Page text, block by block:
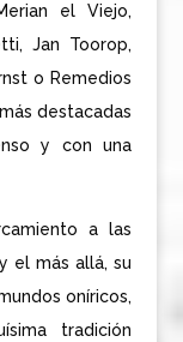
el Viejo,
Jan Toorop,
o Remedios
destacadas
y con una
a las
el más allá, su
oníricos,
tradición